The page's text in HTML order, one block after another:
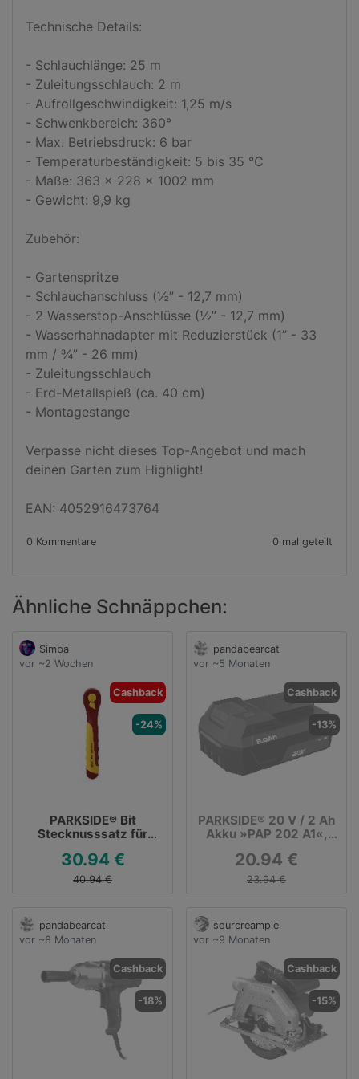
Technische Details:
- Schlauchlänge: 25 m
- Zuleitungsschlauch: 2 m
- Aufrollgeschwindigkeit: 1,25 m/s
- Schwenkbereich: 360°
- Max. Betriebsdruck: 6 bar
- Temperaturbeständigkeit: 5 bis 35 °C
- Maße: 363 x 228 x 1002 mm
- Gewicht: 9,9 kg
Zubehör:
- Gartenspritze
- Schlauchanschluss (½” - 12,7 mm)
- 2 Wasserstop-Anschlüsse (½” - 12,7 mm)
- Wasserhahnadapter mit Reduzierstück (1” - 33
mm / ¾” - 26 mm)
- Zuleitungsschlauch
- Erd-Metallspieß (ca. 40 cm)
- Montagestange
Verpasse nicht dieses Top-Angebot und mach
deinen Garten zum Highlight!
EAN: 4052916473764
0 Kommentare 0 mal geteilt
Ähnliche Schnäppchen:
Simba
vor ~2 Wochen
Cashback
-24%
PARKSIDE® Bit
Stecknusssatz für
30.94 €
40.94 €
pandabearcat
vor ~5 Monaten
Cashback
-13%
PARKSIDE® 20 V / 2 Ah
Akku »PAP 202 A1«,
20.94 €
23.94 €
pandabearcat
vor ~8 Monaten
Cashback
-18%
sourcreampie
vor ~9 Monaten
Cashback
-15%